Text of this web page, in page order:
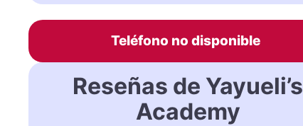
Teléfono no disponible
Reseñas de Yayueli’s
Academy